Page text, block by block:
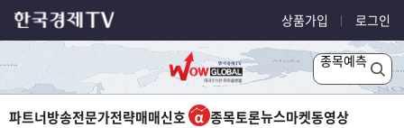
상품가입 로그인
종목예측
파트너방송전문가전략매매신호 종목토론뉴스마켓동영상